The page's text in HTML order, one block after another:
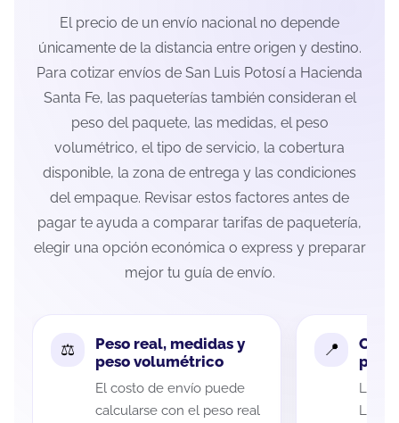
El precio de un envío nacional no depende
únicamente de la distancia entre origen y destino.
Para cotizar envíos de San Luis Potosí a Hacienda
Santa Fe, las paqueterías también consideran el
peso del paquete, las medidas, el peso
volumétrico, el tipo de servicio, la cobertura
disponible, la zona de entrega y las condiciones
del empaque. Revisar estos factores antes de
pagar te ayuda a comparar tarifas de paquetería,
elegir una opción económica o express y preparar
mejor tu guía de envío.
Peso real, medidas y
peso volumétrico
El costo de envío puede
calcularse con el peso real
La
Luis